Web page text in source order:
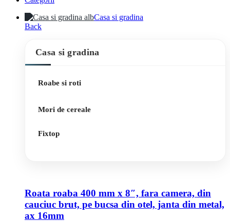
Casa si gradina
Back
Casa si gradina
Roabe si roti
Mori de cereale
Fixtop
Roata roaba 400 mm x 8″, fara camera, din
cauciuc brut, pe bucsa din otel, janta din metal,
ax 16mm